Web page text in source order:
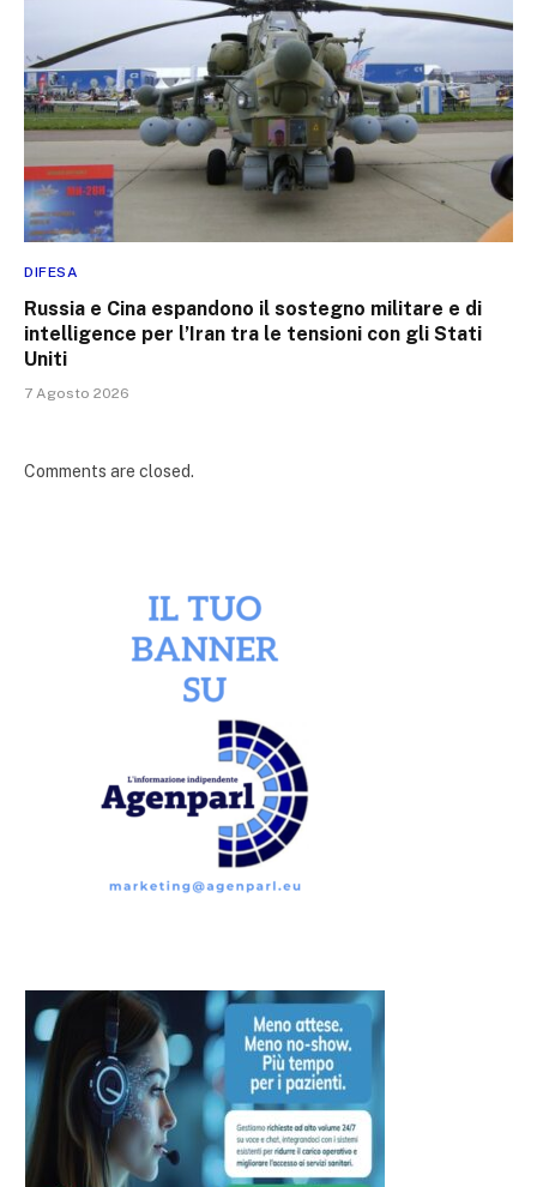
DIFESA
Russia e Cina espandono il sostegno militare e di
intelligence per l’Iran tra le tensioni con gli Stati
Uniti
7 Agosto 2026
Comments are closed.